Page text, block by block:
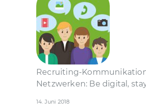
Recruiting-
Netzwerken: Be digital,
14. Juni 2018